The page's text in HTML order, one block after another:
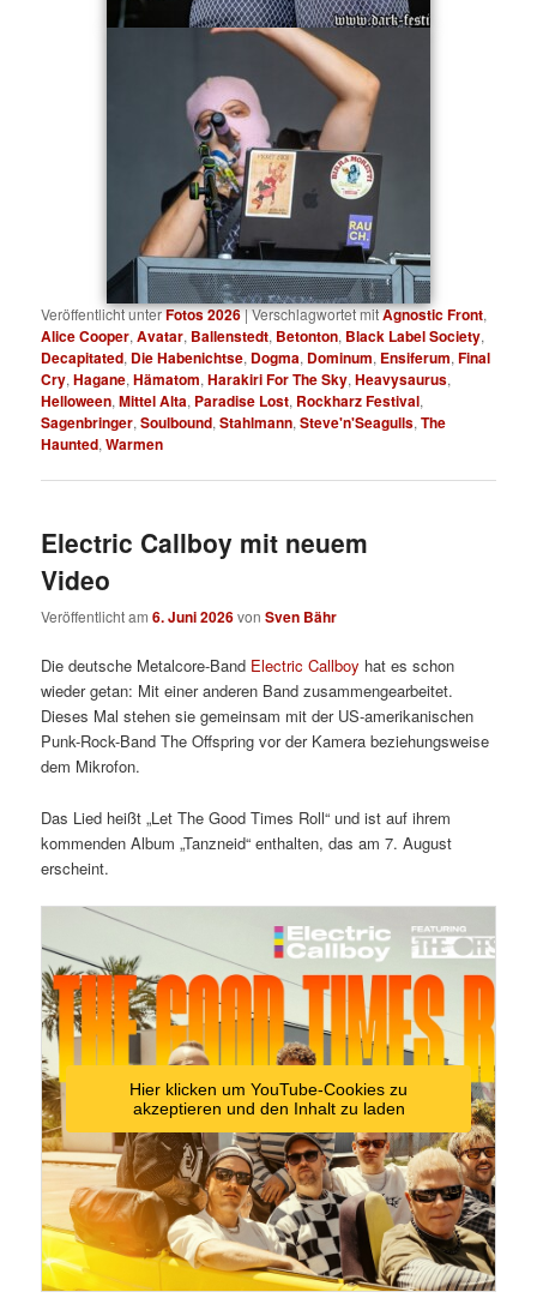
Veröffentlicht unterFotos 2026|Verschlagwortet mitAgnostic Front,
Alice Cooper,Avatar, Ballenstedt, Betonton, Black Label Society,
Decapitated, Die Habenichtse, Dogma, Dominum, Ensiferum,Final
Cry,Hagane,Hämatom,Harakiri For The Sky,Heavysaurus,
Helloween,Mittel Alta, Paradise Lost, Rockharz Festival,
Sagenbringer,Soulbound,Stahlmann,Steve'n'Seagulls,The
Haunted,Warmen
Electric Callboy mit neuem
Video
Veröffentlicht am6. Juni 2026vonSven Bähr
Die deutsche Metalcore-Band Electric Callboy hat es schon
wieder getan: Mit einer anderen Band zusammengearbeitet.
Dieses Mal stehen sie gemeinsam mit der US-amerikanischen
Punk-Rock-Band The Offspring vor der Kamera beziehungsweise
dem Mikrofon.
Das Lied heißt „Let The Good Times Roll“ und ist auf ihrem
kommenden Album „Tanzneid“ enthalten, das am 7. August
erscheint.
Hier klicken um YouTube-Cookies zu
akzeptieren und den Inhalt zu laden